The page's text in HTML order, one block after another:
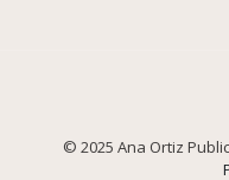
© 2025 Ana Ortiz